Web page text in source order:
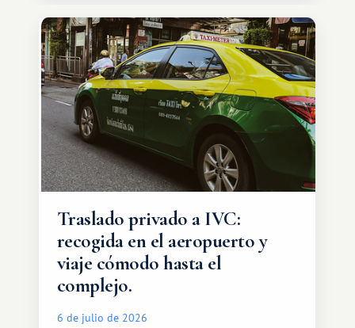
Traslado privado a IVC:
recogida en el aeropuerto y
viaje cómodo hasta el
complejo.
6 de julio de 2026